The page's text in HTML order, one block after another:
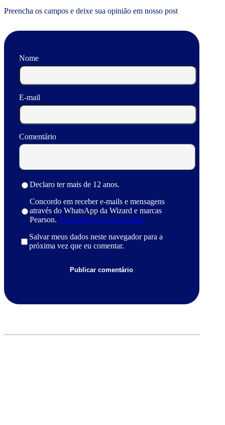
Preencha os campos e deixe sua opinião em nosso post
Nome
E-mail
Comentário
Declaro ter mais de 12 anos.
Concordo em receber e-mails e mensagens
através do WhatsApp da Wizard e marcas
Pearson. Ver política de privacidade.
Salvar meus dados neste navegador para a
próxima vez que eu comentar.